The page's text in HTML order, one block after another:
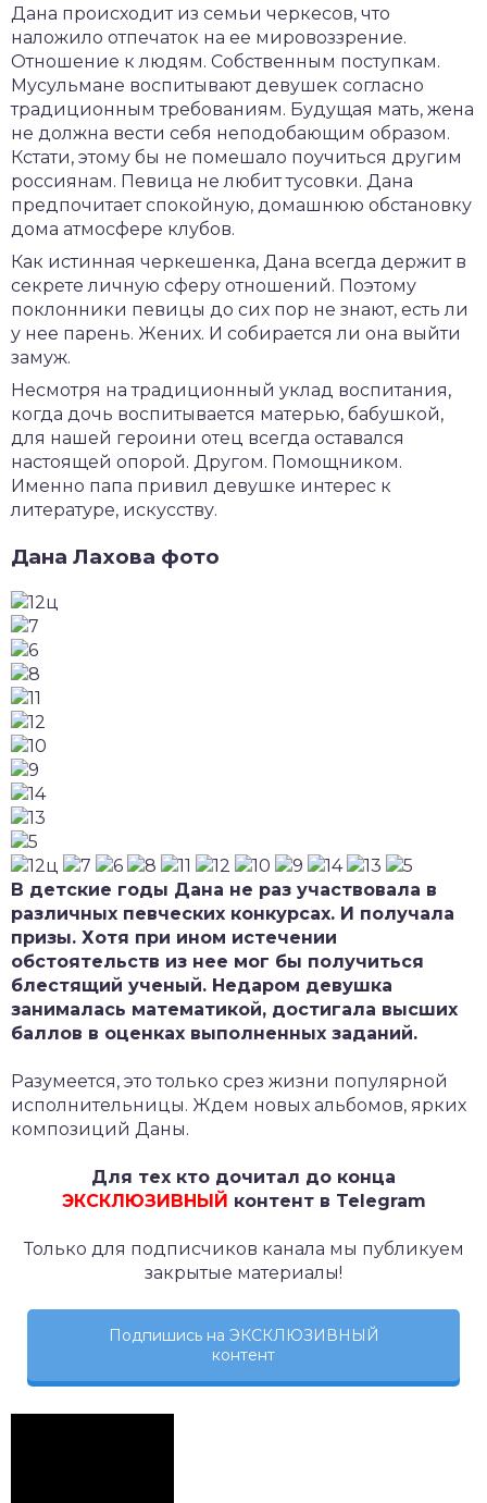
Дана происходит из семьи черкесов, что
наложило отпечаток на ее мировоззрение.
Отношение к людям. Собственным поступкам.
Мусульмане воспитывают девушек согласно
традиционным требованиям. Будущая мать, жена
не должна вести себя неподобающим образом.
Кстати, этому бы не помешало поучиться другим
россиянам. Певица не любит тусовки. Дана
предпочитает спокойную, домашнюю обстановку
дома атмосфере клубов.
Как истинная черкешенка, Дана всегда держит в
секрете личную сферу отношений. Поэтому
поклонники певицы до сих пор не знают, есть ли
у нее парень. Жених. И собирается ли она выйти
замуж.
Несмотря на традиционный уклад воспитания,
когда дочь воспитывается матерью, бабушкой,
для нашей героини отец всегда оставался
настоящей опорой. Другом. Помощником.
Именно папа привил девушке интерес к
литературе, искусству.
Дана Лахова фото
В детские годы Дана не раз участвовала в
различных певческих конкурсах. И получала
призы. Хотя при ином истечении
обстоятельств из нее мог бы получиться
блестящий ученый. Недаром девушка
занималась математикой, достигала высших
баллов в оценках выполненных заданий.
Разумеется, это только срез жизни популярной
исполнительницы. Ждем новых альбомов, ярких
композиций Даны.
Для тех кто дочитал до конца
ЭКСКЛЮЗИВНЫЙ контент в Telegram
Только для подписчиков канала мы публикуем
закрытые материалы!
Подпишись на ЭКСКЛЮЗИВНЫЙ
контент